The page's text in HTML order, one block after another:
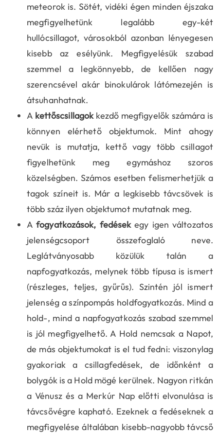
meteorok is. Sötét, vidéki égen minden éjszaka
megfigyelhetünk legalább egy-két
hullócsillagot, városokból azonban lényegesen
kisebb az esélyünk. Megfigyelésük szabad
szemmel a legkönnyebb, de kellően nagy
szerencsével akár binokulárok látómezején is
átsuhanhatnak.
A kettőscsillagokkezdő megfigyelők számára is
könnyen elérhető objektumok. Mint ahogy
nevük is mutatja, kettő vagy több csillagot
figyelhetünk meg egymáshoz szoros
közelségben. Számos esetben felismerhetjük a
tagok színeit is. Már a legkisebb távcsövek is
több száz ilyen objektumot mutatnak meg.
Afogyatkozások, fedésekegy igen változatos
jelenségcsoport összefoglaló neve.
Leglátványosabb közülük talán a
napfogyatkozás, melynek több típusa is ismert
(részleges, teljes, gyűrűs). Szintén jól ismert
jelenség a színpompás holdfogyatkozás. Mind a
hold-, mind a napfogyatkozás szabad szemmel
is jól megfigyelhető. A Hold nemcsak a Napot,
de más objektumokat is el tud fedni: viszonylag
gyakoriak a csillagfedések, de időnként a
bolygók is a Hold mögé kerülnek. Nagyon ritkán
a Vénusz és a Merkúr Nap előtti elvonulása is
távcsővégre kapható. Ezeknek a fedéseknek a
megfigyelése általában kisebb-nagyobb távcső